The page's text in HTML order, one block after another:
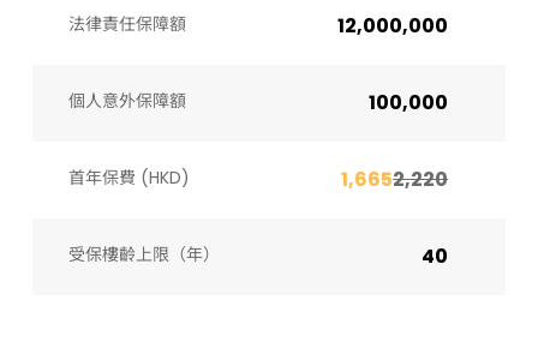
法律責任保障額 12,000,000
個人意外保障額 100,000
首年保費 (HKD) 1,6652,220
受保樓齡上限（年）​ 40